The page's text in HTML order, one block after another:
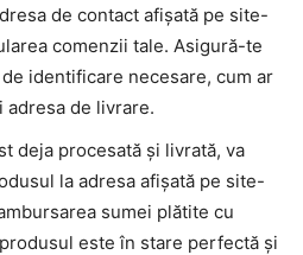
de contact afișată pe site-
comenzii tale. Asigură-te
identificare necesare, cum ar
de livrare.
deja procesată și livrată, va
la adresa afișată pe site-
sumei plătite cu
este în stare perfectă și